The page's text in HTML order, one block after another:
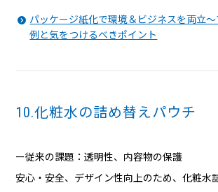
パッケージ紙化で環境＆ビジネスを両立
例と気をつけるべきポイント
10.化粧水の詰め替えパウチ
ー従来の課題：透明性、内容物の保護
安心・安全、デザイン性向上のため、化粧水